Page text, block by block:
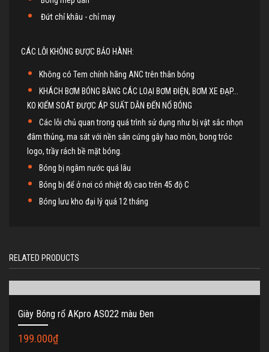
Đứt chỉ khâu - chỉ may
CÁC LỖI KHÔNG ĐƯỢC BẢO HÀNH:
Không có Tem chính hãng ANC trên thân bóng
KHÁCH BƠM BÓNG BẰNG CÁC LOẠI BƠM ĐIỆN, BƠM XE ĐẠP...
KO KIỂM SOÁT ĐƯỢC ÁP SUẤT DẪN ĐẾN NỔ BÓNG
Các lỗi chủ quan trong quá trình sử dụng như bị vật sắc nhọn
đâm thủng, ma sát với nền sân cứng gây hao mòn, bong tróc
logo, trầy rách bề mặt bóng.
Bóng bị ngâm nước quá lâu
Bóng bị để ở nơi có nhiệt độ cao trên 45 độ C
Bóng lưu kho đại lý quá 12 tháng
RELATED PRODUCTS
Giày Bóng rổ AKpro AS022 màu Đen
199.000₫